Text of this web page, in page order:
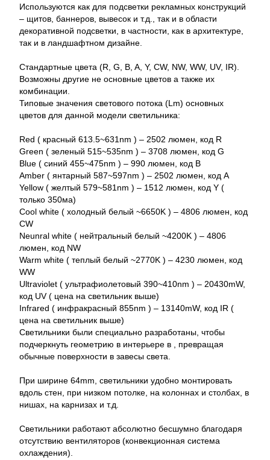
Используются как для подсветки рекламных конструкций
– щитов, баннеров, вывесок и т.д., так и в области
декоративной подсветки, в частности, как в архитектуре,
так и в ландшафтном дизайне.
Стандартные цвета (R, G, B, A, Y, CW, NW, WW, UV, IR).
Возможны другие не основные цветов а также их
комбинации.
Типовые значения светового потока (Lm) основных
цветов для данной модели светильника:
Red ( красный 613.5~631nm ) – 2502 люмен, код R
Green ( зеленый 515~535nm ) – 3708 люмен, код G
Blue ( синий 455~475nm ) – 990 люмен, код B
Amber ( янтарный 587~597nm ) – 2502 люмен, код A
Yellow ( желтый 579~581nm ) – 1512 люмен, код Y (
только 350ма)
Cool white ( холодный белый ~6650K ) – 4806 люмен, код
CW
Neunral white ( нейтральный белый ~4200K ) – 4806
люмен, код NW
Warm white ( теплый белый ~2770K ) – 4230 люмен, код
WW
Ultraviolet ( ультрафиолетовый 390~410nm ) – 20430mW,
код UV ( цена на светильник выше)
Infrared ( инфракрасный 855nm ) – 13140mW, код IR (
цена на светильник выше)
Светильники были специально разработаны, чтобы
подчеркнуть геометрию в интерьере в , превращая
обычные поверхности в завесы света.
При ширине 64mm, светильники удобно монтировать
вдоль стен, при низком потолке, на колоннах и столбах, в
нишах, на карнизах и т.д.
Светильники работают абсолютно бесшумно благодаря
отсутствию вентиляторов (конвекционная система
охлаждения).